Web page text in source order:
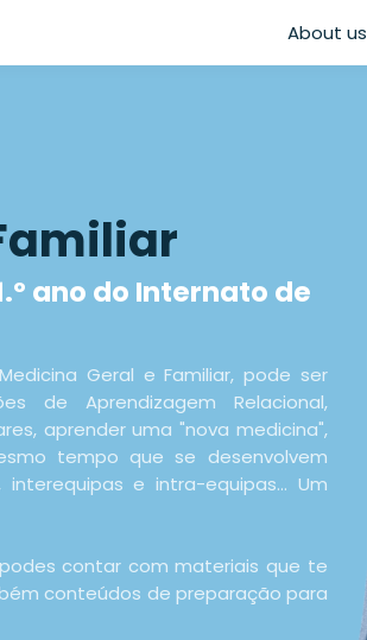
About us
ano do Internato de
Geral e Familiar, pode ser
de Aprendizagem Relacional,
aprender uma "nova medicina",
tempo que se desenvolvem
e intra-equipas... Um
contar com materiais que te
conteúdos de preparação para